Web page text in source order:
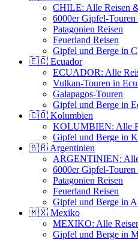
CHILE: Alle Reisen
6000er Gipfel-
Patagonien Reisen
Feuerland Reisen
Gipfel und Berge in
🇪🇨 Ecuador
ECUADOR: Alle
Vulkan-Touren in
Galapagos-Touren
Gipfel und Berge in
🇨🇴 Kolumbien
KOLUMBIEN: Alle
Gipfel und Berge in
🇦🇷 Argentinien
ARGENTINIEN:
6000er Gipfel-
Patagonien Reisen
Feuerland Reisen
Gipfel und Berge in
🇲🇽 Mexiko
MEXIKO: Alle
Gipfel und Berge in